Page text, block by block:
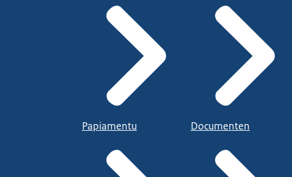
Papiamentu Documenten